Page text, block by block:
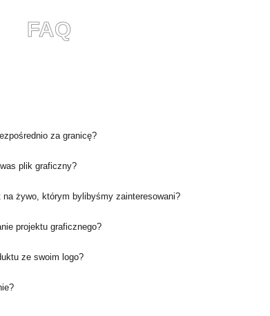
FAQ
za granicę?
plik graficzny?
żywo, którym bylibyśmy zainteresowani?
projektu graficznego?
ze swoim logo?